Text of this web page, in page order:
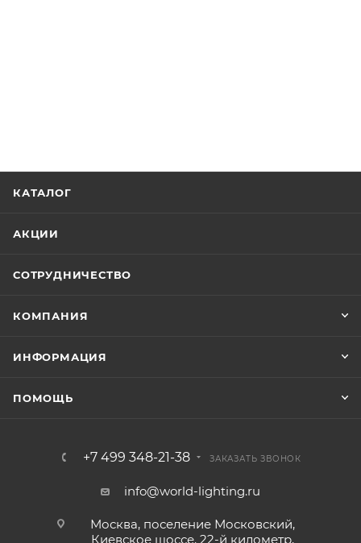
КАТАЛОГ
АКЦИИ
СОТРУДНИЧЕСТВО
КОМПАНИЯ
ИНФОРМАЦИЯ
ПОМОЩЬ
+7 499 348-21-38 ЗАКАЗАТЬ ЗВОНОК
info@world-lighting.ru
Москва, поселение Московский,
Киевское шоссе, 22-й километр,